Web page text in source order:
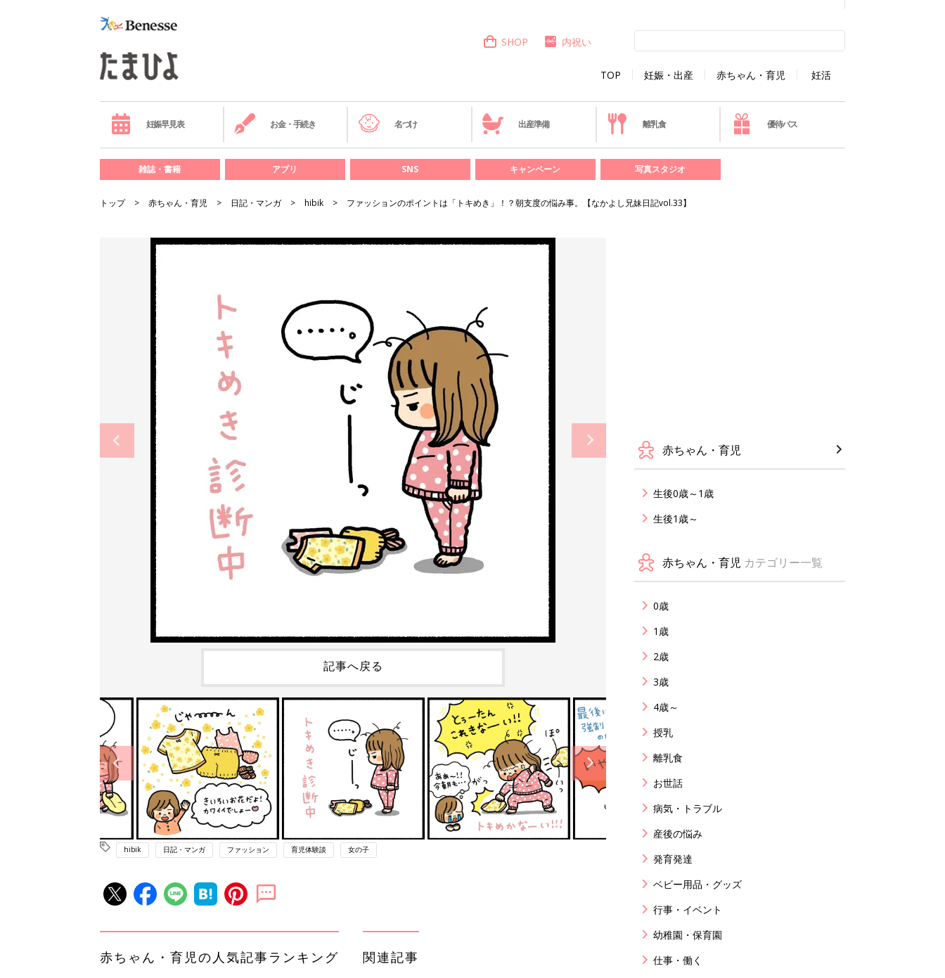
TOP 妊娠・出産 赤ちゃん・育児 妊活
SHOP 内祝い
妊娠早見表 お金・手続き 名づけ 出産準備 離乳食 優待パス
雑誌・書籍 アプリ SNS キャンペーン 写真スタジオ
トップ 赤ちゃん・育児 日記・マンガ hibik ファッションのポイントは「トキめき」！？朝支度の悩み事。【なかよし兄妹日記vol.33】
記事へ戻る
hibik 日記・マンガ ファッション 育児体験談 女の子
赤ちゃん・育児の人気記事ランキング 関連記事
赤ちゃん・育児
生後0歳～1歳
生後1歳～
赤ちゃん・育児 カテゴリー一覧
0歳
1歳
2歳
3歳
4歳～
授乳
離乳食
お世話
病気・トラブル
産後の悩み
発育発達
ベビー用品・グッズ
行事・イベント
幼稚園・保育園
仕事・働く